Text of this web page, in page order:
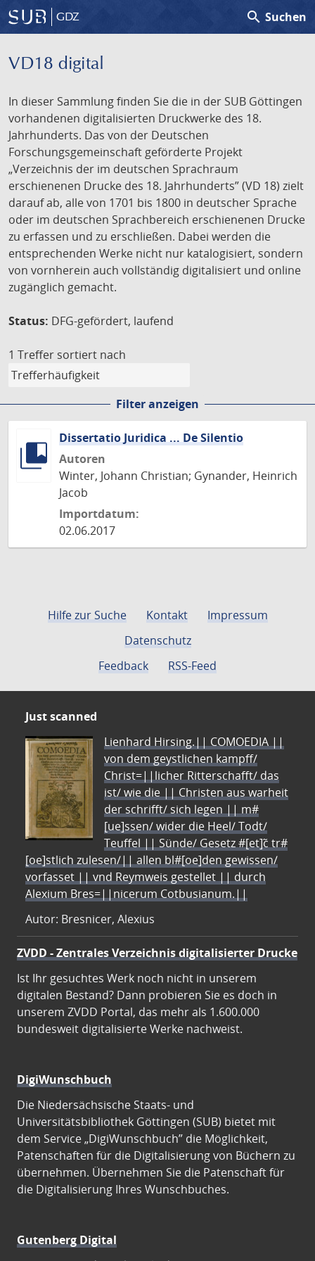
GDZ search Suchen
VD18 digital
In dieser Sammlung finden Sie die in der SUB Göttingen
vorhandenen digitalisierten Druckwerke des 18.
Jahrhunderts. Das von der Deutschen
Forschungsgemeinschaft geförderte Projekt
„Verzeichnis der im deutschen Sprachraum
erschienenen Drucke des 18. Jahrhunderts” (VD 18) zielt
darauf ab, alle von 1701 bis 1800 in deutscher Sprache
oder im deutschen Sprachbereich erschienenen Drucke
zu erfassen und zu erschließen. Dabei werden die
entsprechenden Werke nicht nur katalogisiert, sondern
von vornherein auch vollständig digitalisiert und online
zugänglich gemacht.
Status: DFG-gefördert, laufend
1 Treffer sortiert nach
Filter anzeigen
Dissertatio Juridica ... De Silentio
Autoren
Winter, Johann Christian; Gynander, Heinrich
Jacob
Importdatum:
02.06.2017
Hilfe zur Suche Kontakt
Impressum
Datenschutz
Feedback
RSS-Feed
Just scanned
Lienhard Hirsing.|| COMOEDIA ||
von dem geystlichen kampff/
Christ=||licher Ritterschafft/ das
ist/ wie die || Christen aus warheit
der schrifft/ sich legen || m#
[ue]ssen/ wider die Heel/ Todt/
Teuffel || Sünde/ Gesetz #[et]c̃ tr#
[oe]stlich zulesen/|| allen bl#[oe]den gewissen/
vorfasset || vnd Reymweis gestellet || durch
Alexium Bres=||nicerum Cotbusianum.||
Autor: Bresnicer, Alexius
ZVDD - Zentrales Verzeichnis digitalisierter Drucke
Ist Ihr gesuchtes Werk noch nicht in unserem
digitalen Bestand? Dann probieren Sie es doch in
unserem ZVDD Portal, das mehr als 1.600.000
bundesweit digitalisierte Werke nachweist.
DigiWunschbuch
Die Niedersächsische Staats- und
Universitätsbibliothek Göttingen (SUB) bietet mit
dem Service „DigiWunschbuch” die Möglichkeit,
Patenschaften für die Digitalisierung von Büchern zu
übernehmen. Übernehmen Sie die Patenschaft für
die Digitalisierung Ihres Wunschbuches.
Gutenberg Digital